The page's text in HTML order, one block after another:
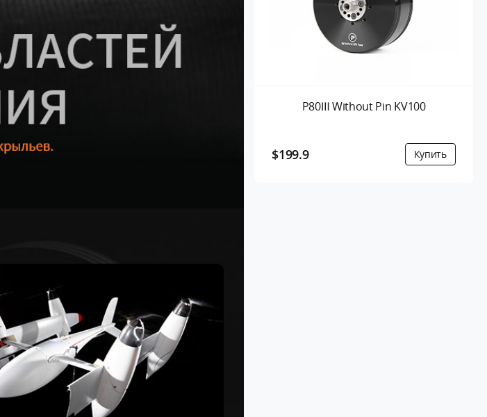
P80Ⅲ Without Pin KV100
$199.9